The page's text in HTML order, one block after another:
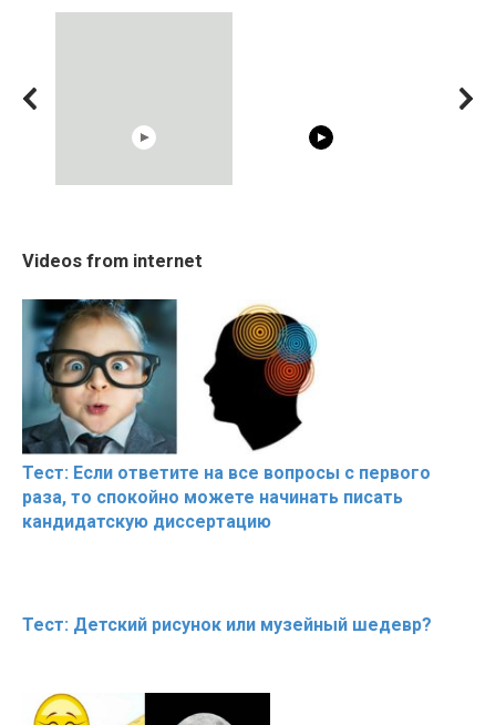
Cosy January Vlog
Beautiful Moments from
Videos from internet
Тест: Если ответите на все вопросы с первого
раза, то спокойно можете начинать писать
кандидатскую диссертацию
Тест: Детский рисунок или музейный шедевр?